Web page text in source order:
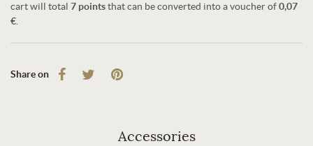
cart will total 7 pointsthat can be converted into a voucher of0,07
€
Share on
Accessories